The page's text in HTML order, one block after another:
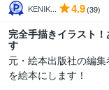
KENIK... 4.9(39)
完全手描きイラスト
す
元・絵本出版社の編
を絵本にします！